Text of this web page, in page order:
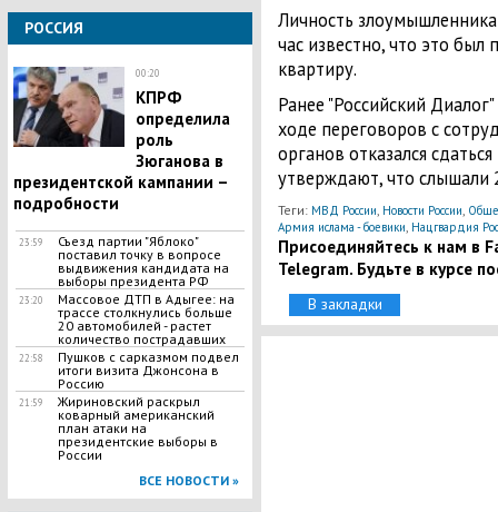
РОССИЯ
00:20
КПРФ
определила
роль
Зюганова в
президентской кампании –
подробности
23:59
Съезд партии "Яблоко"
поставил точку в вопросе
выдвижения кандидата на
выборы президента РФ
23:20
Массовое ДТП в Адыгее: на
трассе столкнулись больше
20 автомобилей - растет
количество пострадавших
22:58
Пушков с сарказмом подвел
итоги визита Джонсона в
Россию
21:59
Жириновский раскрыл
коварный американский
план атаки на
президентские выборы в
России
ВСЕ НОВОСТИ »
Личность
час известно, что это
квартиру.
Ранее "Российский
ходе переговоров с
органов отказался
утверждают, что слышали
Теги: МВД России, Новости России,
Армия ислама - боевики, Нацгвардия
Присоединяйтесь к нам в
Telegram. Будьте в курсе
В закладки